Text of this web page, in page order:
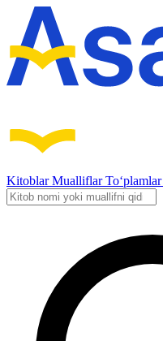
KitoblarMualliflarTo‘plamlar